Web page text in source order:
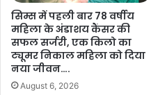
जां
च
…
.
प
र
सं
गो
ष्ठी
सिम्स में पहली बार 78 वर्षीय
महिला के अंडाशय कैंसर की
सफल सर्जरी, एक किलो का
ट्यूमर निकाल महिला को दिया
नया जीवन….
August 6, 2026